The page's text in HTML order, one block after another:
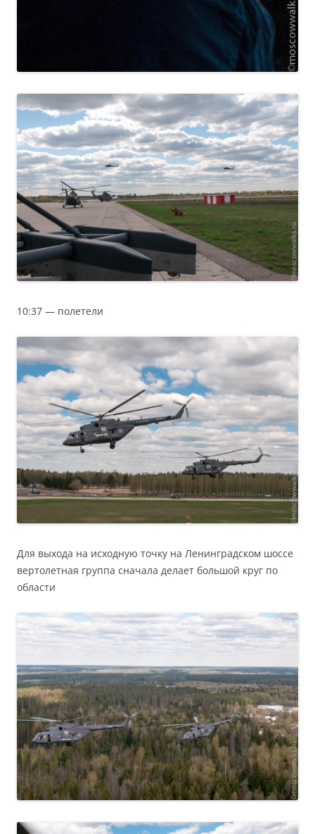
10:37 — полетели
Для выхода на исходную точку на Ленинградском шоссе
вертолетная группа сначала делает большой круг по
области